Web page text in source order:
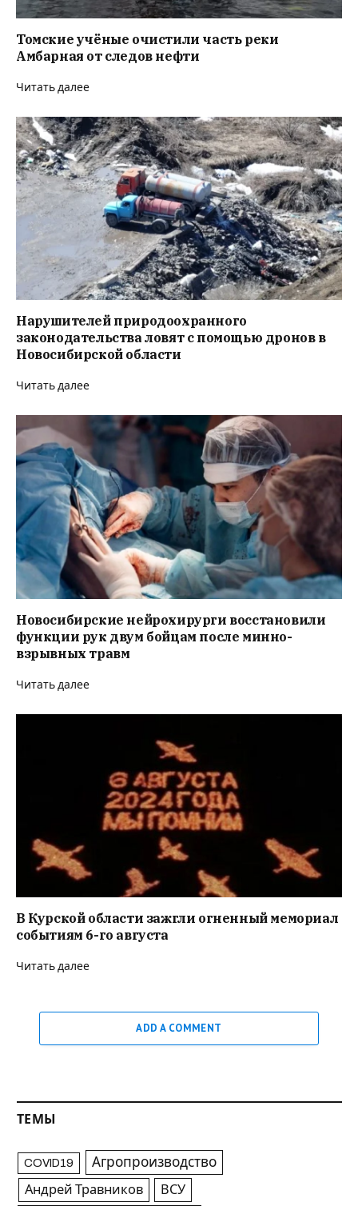
Томские учёные очистили часть реки
Амбарная от следов нефти
Читать далее
Нарушителей природоохранного
законодательства ловят с помощью дронов в
Новосибирской области
Читать далее
Новосибирские нейрохирурги восстановили
функции рук двум бойцам после минно-
взрывных травм
Читать далее
В Курской области зажгли огненный мемориал
событиям 6-го августа
Читать далее
ADD A COMMENT
ТЕМЫ
COVID19 Агропроизводство
Андрей Травников ВСУ